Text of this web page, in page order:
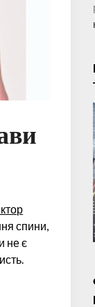
спини,
не є